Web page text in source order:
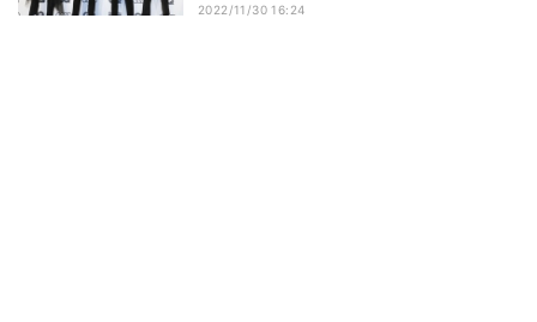
2022/11/30 16:24